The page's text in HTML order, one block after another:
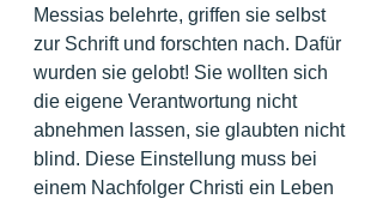
Messias belehrte, griffen sie selbst
zur Schrift und forschten nach. Dafür
wurden sie gelobt! Sie wollten sich
die eigene Verantwortung nicht
abnehmen lassen, sie glaubten nicht
blind. Diese Einstellung muss bei
einem Nachfolger Christi ein Leben